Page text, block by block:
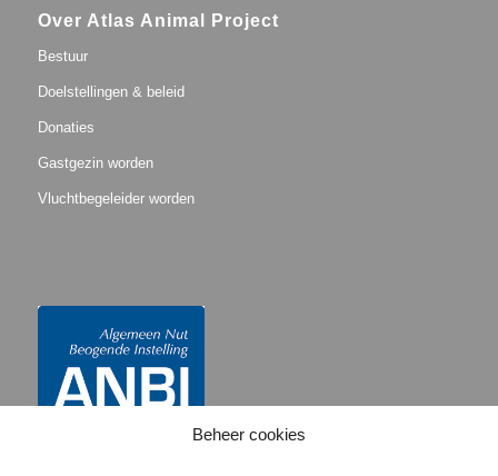
Beheer cookies
Over Atlas Animal Project
Bestuur
Doelstellingen & beleid
Donaties
Gastgezin worden
Vluchtbegeleider worden